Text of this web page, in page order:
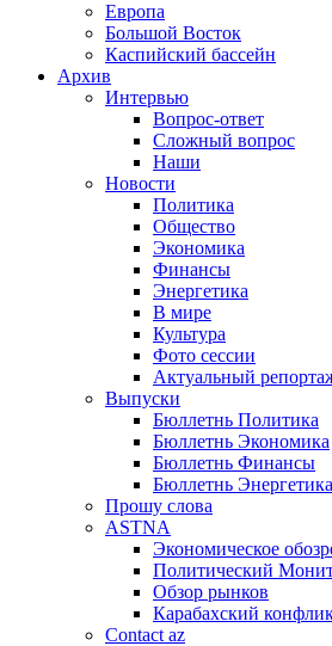
Европа
Большой Восток
Каспийский бассейн
Архив
Интервью
Вопрос-ответ
Сложный вопрос
Наши
Новости
Политика
Общество
Экономика
Финансы
Энергетика
В мире
Культура
Фото сессии
Актуальный
Выпуски
Бюллетнь Политика
Бюллетнь Экономика
Бюллетнь Финансы
Бюллетнь Энергетика
Прошу слова
ASTNA
Экономическое
Политический
Обзор рынков
Карабахский
Contact az